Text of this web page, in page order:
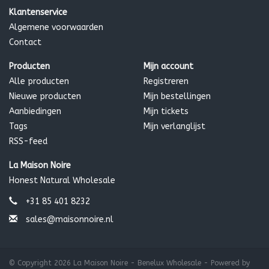
krachten manifesteren zich in iemands geest- en
lichaamskenmerken.
Ingrediënten:
*Sesamum indicum (sesam) olie, *Cocos nucifera
(kokos) olie, ‡ Euphorbia cerifera (candelilla) was, *Theobroma
cacao (cacao) zaad boter, *Ricinus communis (castor) zaad
olie, Elettaria cardamomum (kardemom) zaad olie, Rosa
damascena (roos) bloem olie, organische aroma, *Ashwaganda
(Ashwaganda) wortel poeder, Tocoferolen (zonnebloem)
Klantenservice
Algemene voorwaarden
Contact
Producten
Alle producten
Nieuwe producten
Aanbiedingen
Tags
RSS-feed
Mijn account
Registreren
Mijn bestellingen
Mijn tickets
Mijn verlanglijst
La Maison Noire
Honest Natural Wholesale
+31 85 401 8232
sales@maisonnoire.nl
© Copyright 2026 La Maison Noire - Benelux Wholesale - Powered by